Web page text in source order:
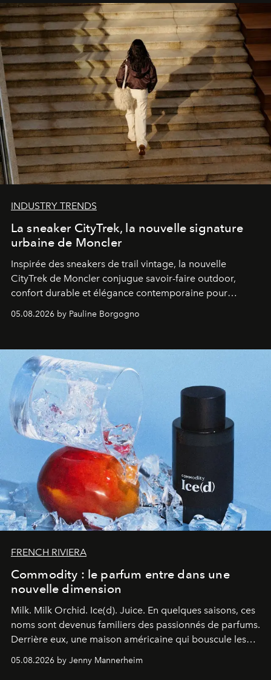
INDUSTRY TRENDS
La sneaker CityTrek, la nouvelle signature
urbaine de Moncler
Inspirée des sneakers de trail vintage, la nouvelle
CityTrek de Moncler conjugue savoir-faire outdoor,
confort durable et élégance contemporaine pour
accompagner les explorations du quotidien.
05.08.2026 by Pauline Borgogno
FRENCH RIVIERA
Commodity : le parfum entre dans une
nouvelle dimension
Milk. Milk Orchid. Ice(d). Juice. En quelques saisons, ces
noms sont devenus familiers des passionnés de parfums.
Derrière eux, une maison américaine qui bouscule les
codes de la parfumerie contemporaine en proposant
une approche aussi intuitive que personnelle :
05.08.2026 by Jenny Mannerheim